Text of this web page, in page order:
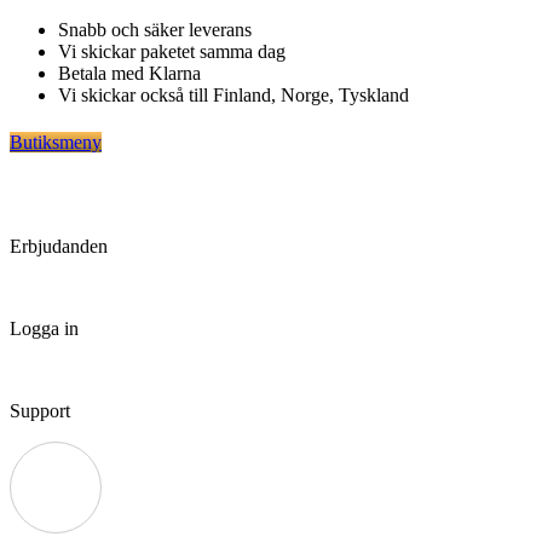
Hoppa
innehåll
Snabb och säker leverans
Vi skickar paketet samma dag
Betala med Klarna
Vi skickar också till Finland, Norge, Tyskland
Butiksmeny
Erbjudanden
Logga in
Support